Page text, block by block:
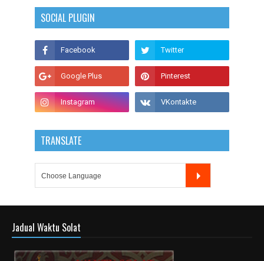
SOCIAL PLUGIN
TRANSLATE
Jadual Waktu Solat